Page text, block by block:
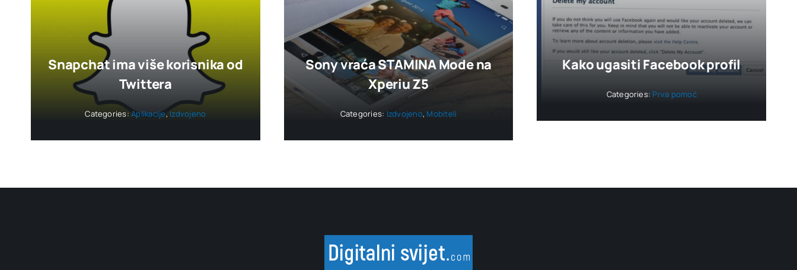
Snapchat ima više korisnika od
Twittera
Categories:Aplikacije, Izdvojeno
Sony vraća STAMINA Mode na
Xperiu Z5
Categories: Izdvojeno, Mobiteli
Kako ugasiti Facebook profil
Categories: Prva pomoć